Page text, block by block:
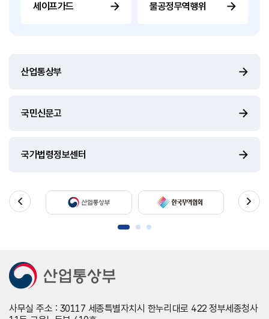
세이프가드 불공정무역행위
산업통상부
국민신문고
국가법령정보센터
사무실 주소 : 30117 세종특별자치시 한누리대로 422 정부세종청사